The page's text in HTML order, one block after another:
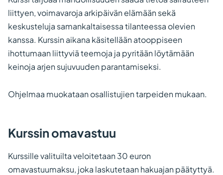
liittyen, voimavaroja arkipäivän elämään sekä
keskusteluja samankaltaisessa tilanteessa olevien
kanssa. Kurssin aikana käsitellään atooppiseen
ihottumaan liittyviä teemoja ja pyritään löytämään
keinoja arjen sujuvuuden parantamiseksi.
Ohjelmaa muokataan osallistujien tarpeiden mukaan.
Kurssin omavastuu
Kurssille valituilta veloitetaan 30 euron
omavastuumaksu, joka laskutetaan hakuajan päätyttyä.